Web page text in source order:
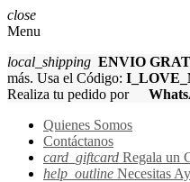
close
Menu
local_shipping ENVIO
más. Usa el Código:
Realiza tu pedido por
Quienes Somos
Contáctanos
card_giftcard Regala un
help_outline Necesitas